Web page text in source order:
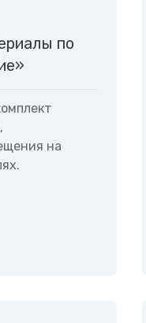
по
на